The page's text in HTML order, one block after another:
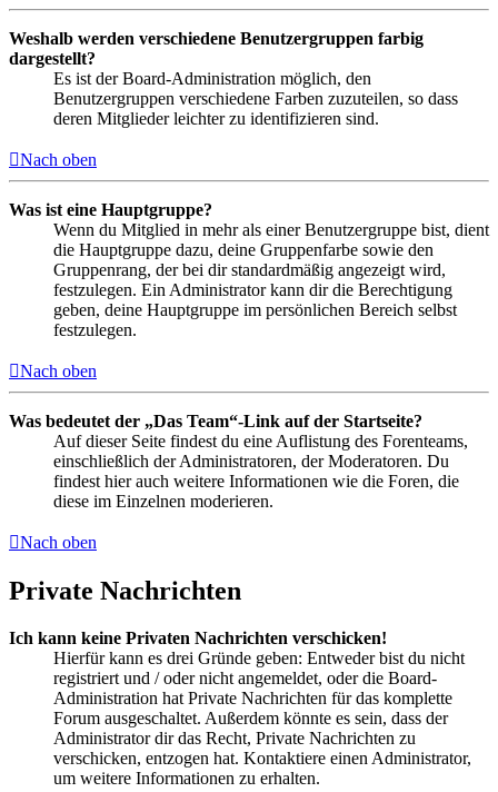
Weshalb werden verschiedene Benutzergruppen farbig
dargestellt?
Es ist der Board-Administration möglich, den
Benutzergruppen verschiedene Farben zuzuteilen, so dass
deren Mitglieder leichter zu identifizieren sind.
Nach oben
Was ist eine Hauptgruppe?
Wenn du Mitglied in mehr als einer Benutzergruppe bist, dient
die Hauptgruppe dazu, deine Gruppenfarbe sowie den
Gruppenrang, der bei dir standardmäßig angezeigt wird,
festzulegen. Ein Administrator kann dir die Berechtigung
geben, deine Hauptgruppe im persönlichen Bereich selbst
festzulegen.
Nach oben
Was bedeutet der „Das Team“-Link auf der Startseite?
Auf dieser Seite findest du eine Auflistung des Forenteams,
einschließlich der Administratoren, der Moderatoren. Du
findest hier auch weitere Informationen wie die Foren, die
diese im Einzelnen moderieren.
Nach oben
Private Nachrichten
Ich kann keine Privaten Nachrichten verschicken!
Hierfür kann es drei Gründe geben: Entweder bist du nicht
registriert und / oder nicht angemeldet, oder die Board-
Administration hat Private Nachrichten für das komplette
Forum ausgeschaltet. Außerdem könnte es sein, dass der
Administrator dir das Recht, Private Nachrichten zu
verschicken, entzogen hat. Kontaktiere einen Administrator,
um weitere Informationen zu erhalten.